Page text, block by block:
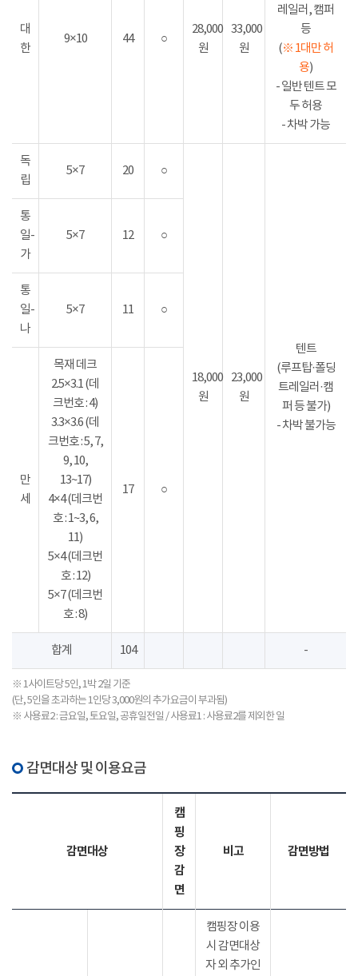
대
한
9×10 44 ○
28,000
원
33,000
원
레일러, 캠퍼
등
(※ 1대만 허
용)
- 일반 텐트 모
두 허용
- 차박 가능
독
립
5×7 20 ○
18,000
원
23,000
원
텐트
(루프탑·폴딩
트레일러·캠
퍼 등 불가)
- 차박 불가능
통
일-
가
5×7 12 ○
통
일-
나
5×7 11 ○
만
세
목재 데크
2.5×3.1 (데
크번호 : 4)
3.3×3.6 (데
크번호 : 5, 7,
9, 10,
13~17)
4×4 (데크번
호 : 1~3, 6,
11)
5×4 (데크번
호 : 12)
5×7 (데크번
호 : 8)
17 ○
합계 104 -
※ 1사이트당 5인, 1박 2일 기준
(단, 5인을 초과하는 1인당 3,000원의 추가요금이 부과됨)
※ 사용료2 : 금요일, 토요일, 공휴일전일 / 사용료1 : 사용료2를 제외한 일
감면대상 및 이용요금
감면대상
캠
핑
장
감
면
비고 감면방법
캠핑장 이용
시 감면대상
자 외 추가인